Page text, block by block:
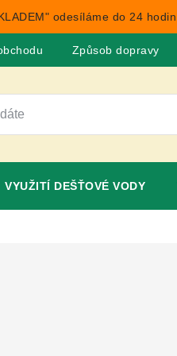
odesíláme do 24 hodin.
Způsob dopravy
VYUŽITÍ DEŠŤOVÉ VODY